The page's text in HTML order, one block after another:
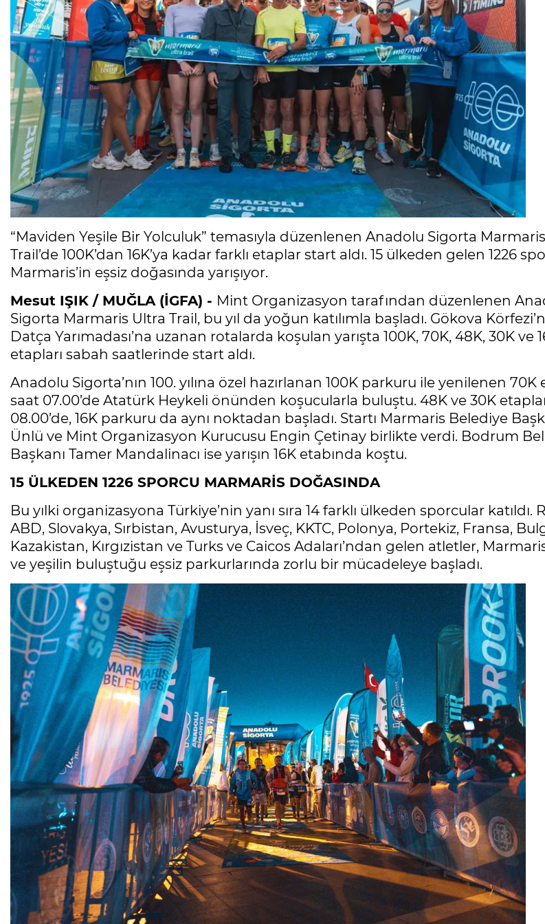
“Maviden Yeşile Bir Yolculuk” temasıyla düzenlenen Anadolu Sigorta
Trail’de 100K’dan 16K’ya kadar farklı etaplar start aldı. 15 ülkeden gelen 1226
Marmaris’in eşsiz doğasında yarışıyor.
Mesut IŞIK / MUĞLA (İGFA) - Mint Organizasyon tarafından düzenlenen
Sigorta Marmaris Ultra Trail, bu yıl da yoğun katılımla başladı. Gökova
Datça Yarımadası’na uzanan rotalarda koşulan yarışta 100K, 70K, 48K, 30K ve
etapları sabah saatlerinde start aldı.
Anadolu Sigorta’nın 100. yılına özel hazırlanan 100K parkuru ile yenilenen 70K
saat 07.00’de Atatürk Heykeli önünden koşucularla buluştu. 48K ve 30K
08.00’de, 16K parkuru da aynı noktadan başladı. Startı Marmaris Belediye
Ünlü ve Mint Organizasyon Kurucusu Engin Çetinay birlikte verdi. Bodrum
Başkanı Tamer Mandalinacı ise yarışın 16K etabında koştu.
15 ÜLKEDEN 1226 SPORCU MARMARİS DOĞASINDA
Bu yılki organizasyona Türkiye’nin yanı sıra 14 farklı ülkeden sporcular katıldı.
ABD, Slovakya, Sırbistan, Avusturya, İsveç, KKTC, Polonya, Portekiz, Fransa,
Kazakistan, Kırgızistan ve Turks ve Caicos Adaları’ndan gelen atletler,
ve yeşilin buluştuğu eşsiz parkurlarında zorlu bir mücadeleye başladı.